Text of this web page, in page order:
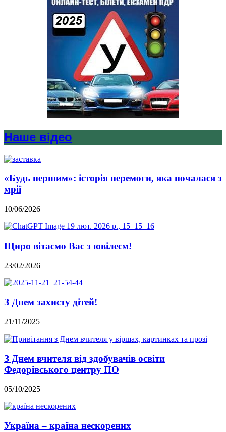
Наше відео
«Будь першим»: історія перемоги, яка почалася з
мрії
10/06/2026
Щиро вітаємо Вас з ювілеєм!
23/02/2026
З Днем захисту дітей!
21/11/2025
З Днем вчителя від здобувачів освіти
Федорівського центру ПО
05/10/2025
Україна – країна нескорених